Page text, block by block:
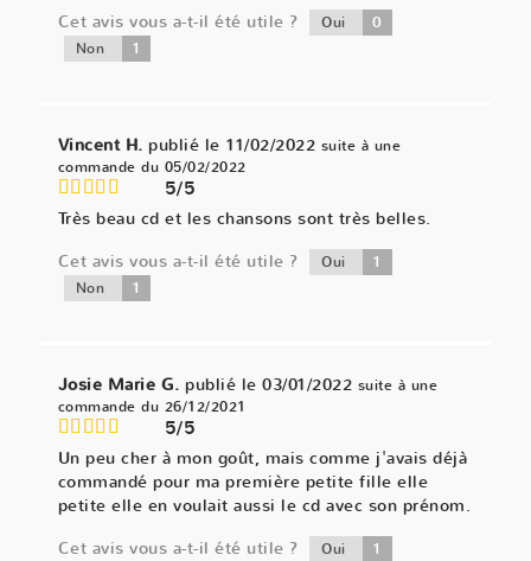
Cet avis vous a-t-il été utile ?
Oui 0
Non 1
Vincent H.publié le 11/02/2022 suite à une
commande du 05/02/2022
5/5
Très beau cd et les chansons sont très belles.
Cet avis vous a-t-il été utile ?
Oui 1
Non 1
Josie Marie G.publié le 03/01/2022 suite à une
commande du 26/12/2021
5/5
Un peu cher à mon goût, mais comme j'avais déjà
commandé pour ma première petite fille elle
petite elle en voulait aussi le cd avec son prénom.
Cet avis vous a-t-il été utile ?
Oui 1